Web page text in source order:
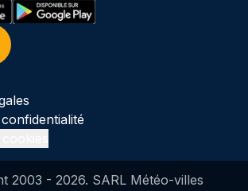
2003 - 2026. SARL Météo-villes